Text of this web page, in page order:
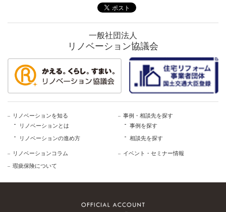
一般社団法人
リノベーション協議会
リノベーションを知る
リノベーションとは
リノベーションの進め方
リノベーションコラム
瑕疵保険について
事例・相談先を探す
事例を探す
相談先を探す
イベント・セミナー情報